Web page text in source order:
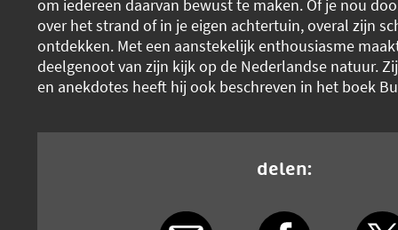
om iedereen daarvan bewust te maken. Of je nou
over het strand of in je eigen achtertuin, overal zijn
ontdekken. Met een aanstekelijk enthousiasme
deelgenoot van zijn kijk op de Nederlandse natuur.
en anekdotes heeft hij ook beschreven in het boek
delen: